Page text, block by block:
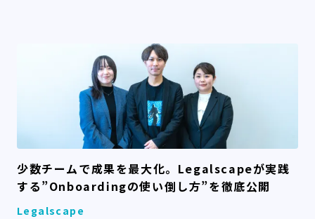
少数チームで成果を最大化。Legalscapeが実践
する”Onboardingの使い倒し方”を徹底公開
Legalscape